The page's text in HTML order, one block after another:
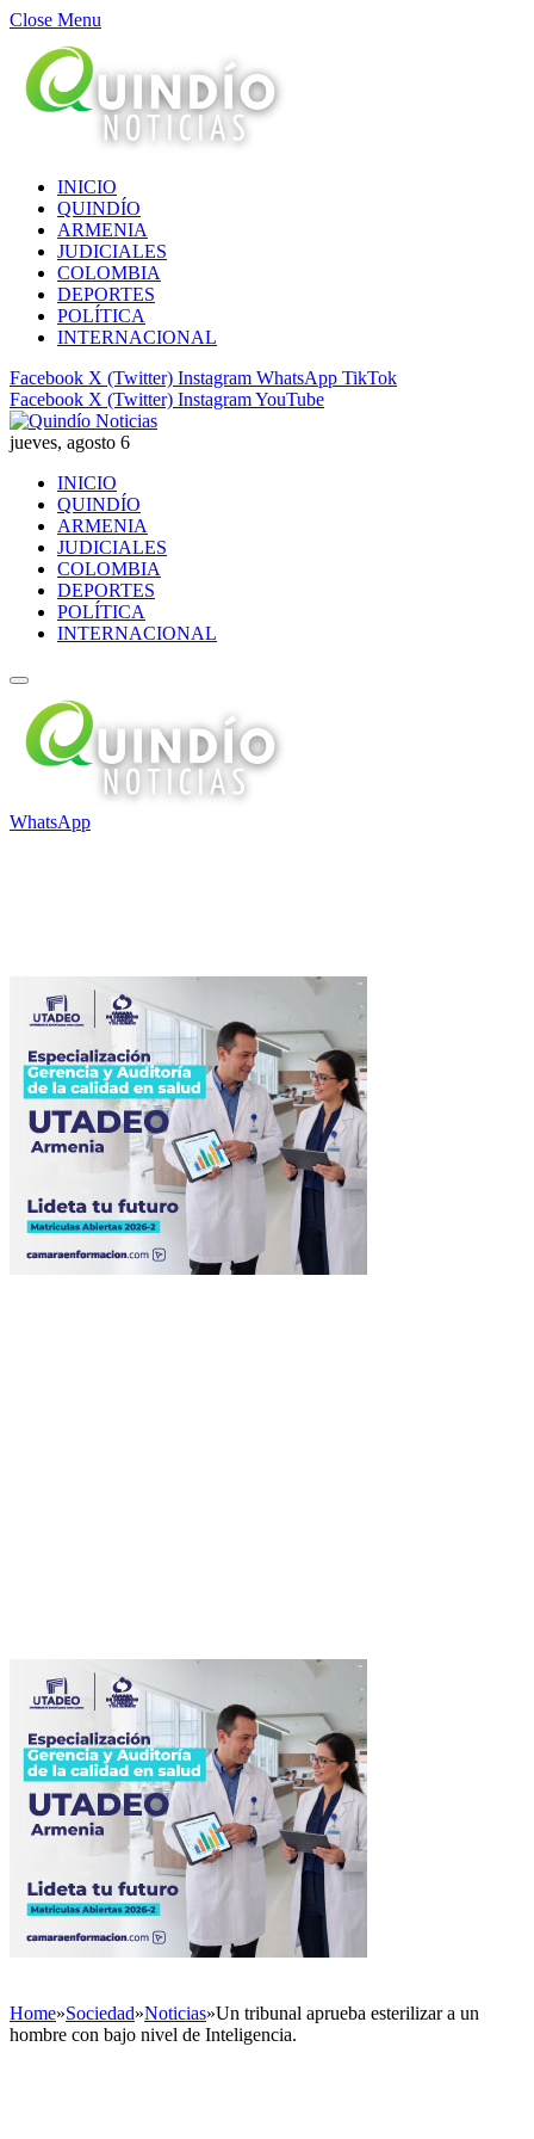
Close Menu
INICIO
QUINDÍO
ARMENIA
JUDICIALES
COLOMBIA
DEPORTES
POLÍTICA
INTERNACIONAL
Facebook X (Twitter) Instagram WhatsApp TikTok
Facebook X (Twitter) InstagramYouTube
jueves, agosto 6
INICIO
QUINDÍO
ARMENIA
JUDICIALES
COLOMBIA
DEPORTES
POLÍTICA
INTERNACIONAL
WhatsApp
Home»Sociedad»Noticias»Un tribunal aprueba esterilizar a un
hombre con bajo nivel de Inteligencia.